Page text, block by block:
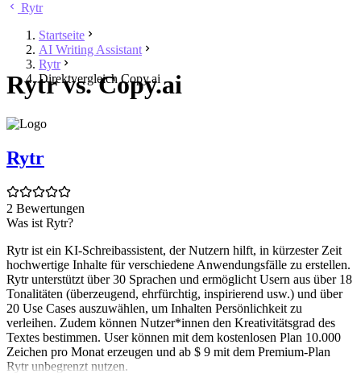
Rytr
Startseite
AI Writing Assistant
Rytr
Direktvergleich Copy.ai
Rytr vs. Copy.ai
Rytr
2 Bewertungen
Was ist Rytr?
Rytr ist ein KI-Schreibassistent, der Nutzern hilft, in kürzester Zeit
hochwertige Inhalte für verschiedene Anwendungsfälle zu erstellen.
Rytr unterstützt über 30 Sprachen und ermöglicht Usern aus über 18
Tonalitäten (überzeugend, ehrfürchtig, inspirierend usw.) und über
20 Use Cases auszuwählen, um Inhalten Persönlichkeit zu
verleihen. Zudem können Nutzer*innen den Kreativitätsgrad des
Textes bestimmen. User können mit dem kostenlosen Plan 10.000
Zeichen pro Monat erzeugen und ab $ 9 mit dem Premium-Plan
Rytr unbegrenzt nutzen.